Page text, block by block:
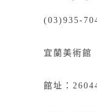
(03)935-
宜蘭美術館
館址：